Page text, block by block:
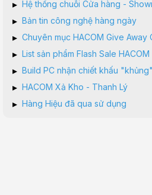
▸ Hệ thống chuỗi Cửa hàng -
▸ Bản tin công nghệ hàng ngày
▸ Chuyên mục HACOM Give Away
▸ List sản phẩm Flash Sale HACOM
▸ Build PC nhận chiết khấu "khủng"
▸ HACOM Xả Kho - Thanh Lý
▸ Hàng Hiệu đã qua sử dụng